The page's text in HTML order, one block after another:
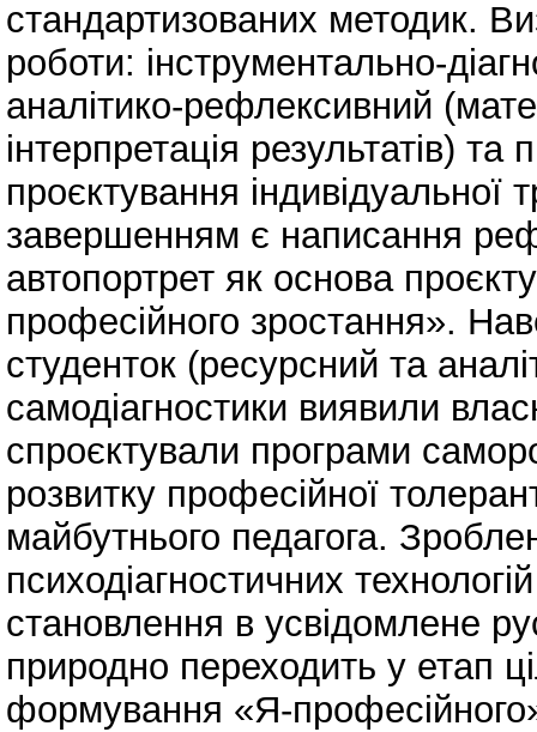
стандартизованих методик.
роботи: інструментально-
аналітико-рефлексивний
інтерпретація результатів)
проєктування індивідуальної
завершенням є написання
автопортрет як основа
професійного зростання».
студенток (ресурсний та
самодіагностики виявили
спроєктували програми
розвитку професійної
майбутнього педагога.
психодіагностичних
становлення в усвідомлене
природно переходить у етап
формування «Я-